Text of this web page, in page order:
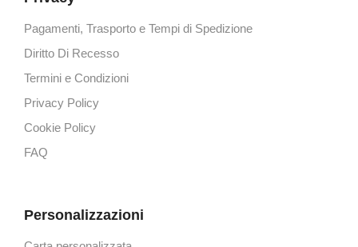
Pagamenti, Trasporto e Tempi di Spedizione
Diritto Di Recesso
Termini e Condizioni
Privacy Policy
Cookie Policy
FAQ
Personalizzazioni